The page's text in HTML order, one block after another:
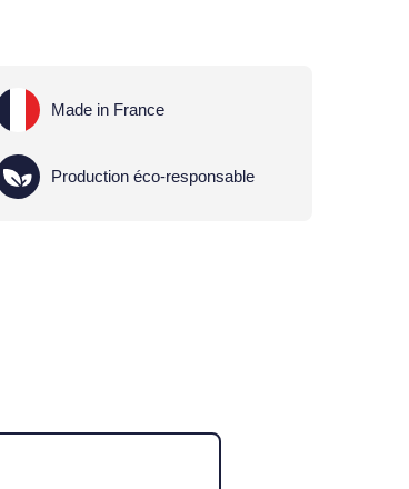
Made in France
Production éco-responsable